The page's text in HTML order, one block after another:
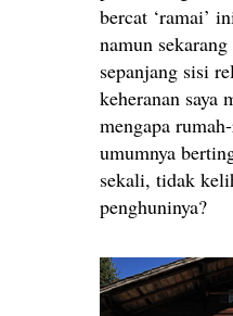
bercat ‘ramai’
namun
sepanjang sisi
keheranan saya
mengapa
umumnya
sekali, tidak
penghuninya?